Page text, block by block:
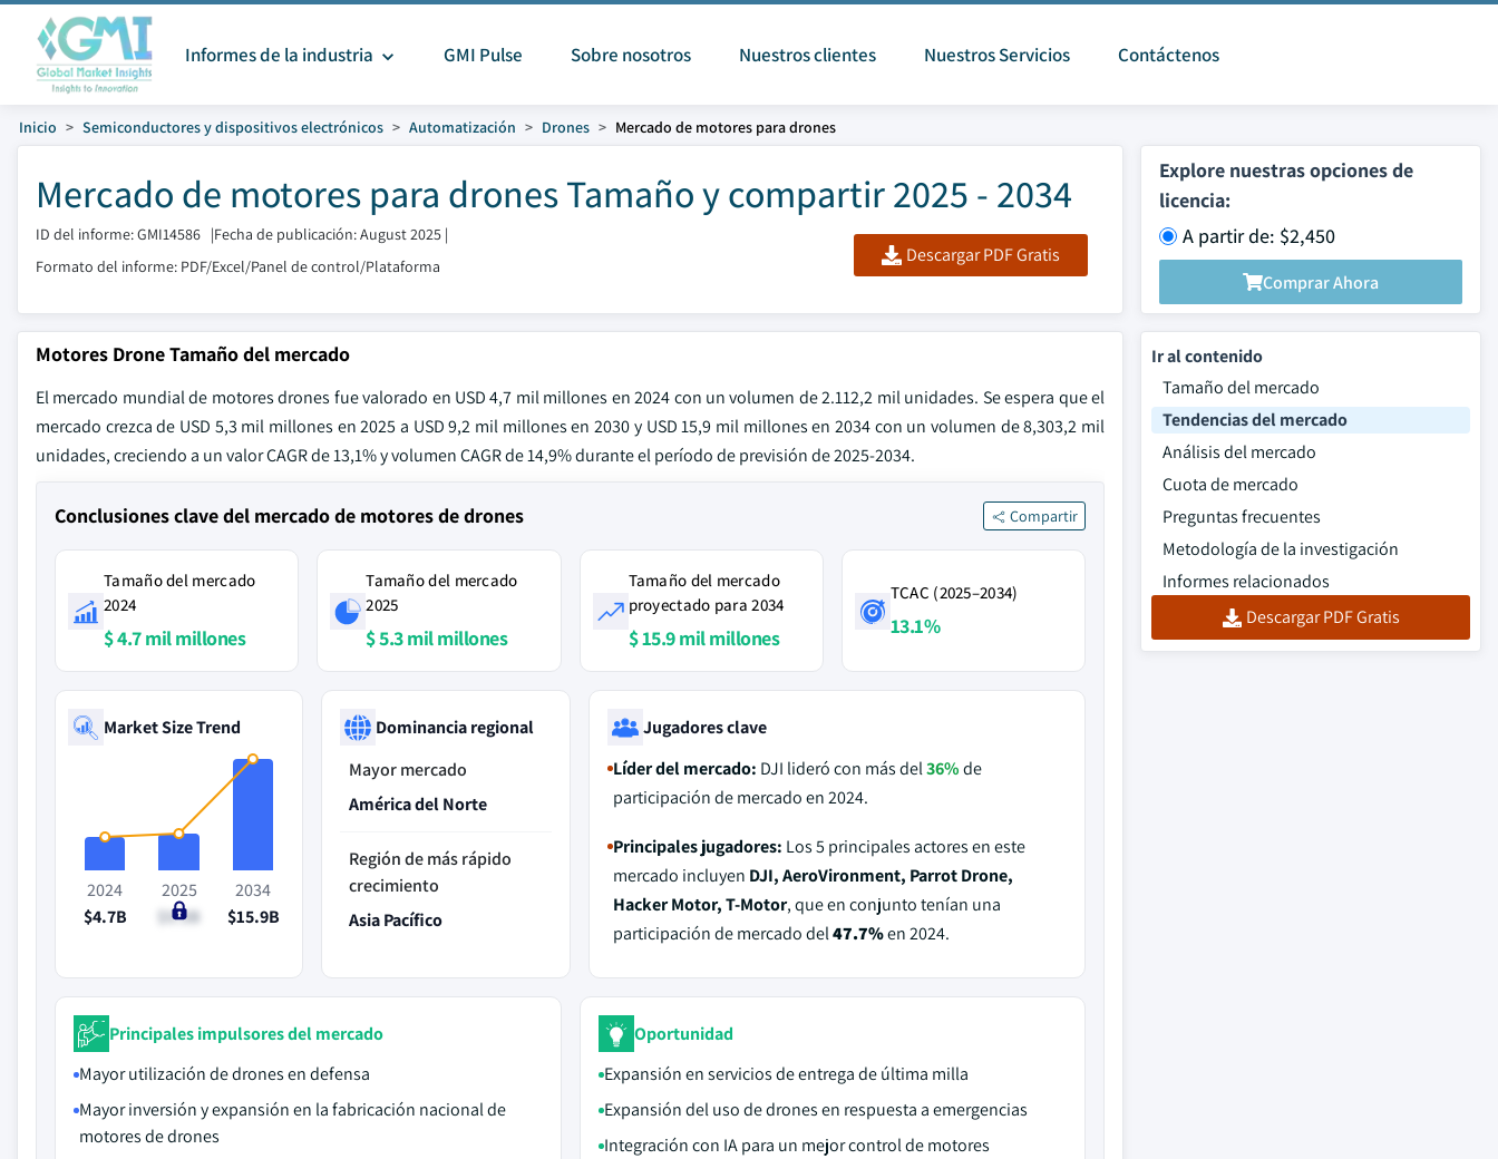
Informes de la industria GMI Pulse Sobre nosotros Nuestros clientes Nuestros Servicios Contáctenos
Inicio Semiconductores y dispositivos electrónicos Automatización Drones Mercado de motores para drones
Mercado de motores para drones Tamaño y compartir 2025 - 2034
ID del informe: GMI14586 |Fecha de publicación: August 2025 |
Formato del informe: PDF/Excel/Panel de control/Plataforma
Descargar PDF Gratis
Explore nuestras opciones de
licencia:
A partir de: $2,450
Comprar Ahora
Motores Drone Tamaño del mercado
El mercado mundial de motores drones fue valorado en USD 4,7 mil millones en 2024 con un volumen de 2.112,2 mil unidades. Se espera que el
mercado crezca de USD 5,3 mil millones en 2025 a USD 9,2 mil millones en 2030 y USD 15,9 mil millones en 2034 con un volumen de 8,303,2 mil
unidades, creciendo a un valor CAGR de 13,1% y volumen CAGR de 14,9% durante el período de previsión de 2025-2034.
Conclusiones clave del mercado de motores de drones Compartir
Tamaño del mercado
2024
$ 4.7 mil millones
Tamaño del mercado
2025
$ 5.3 mil millones
Tamaño del mercado
proyectado para 2034
$ 15.9 mil millones
TCAC (2025–2034)
13.1%
Market Size Trend
2024
$4.7B
2025
$5.3B
2034
$15.9B
Dominancia regional
Mayor mercado
América del Norte
Región de más rápido
crecimiento
Asia Pacífico
Jugadores clave
Líder del mercado: DJI lideró con más del36%de
participación de mercado en 2024.
Principales jugadores: Los 5 principales actores en este
mercado incluyen DJI, AeroVironment, Parrot Drone,
Hacker Motor, T-Motor, que en conjunto tenían una
participación de mercado del47.7%en 2024.
Principales impulsores del mercado
Mayor utilización de drones en defensa
Mayor inversión y expansión en la fabricación nacional de
motores de drones
Oportunidad
Expansión en servicios de entrega de última milla
Expansión del uso de drones en respuesta a emergencias
Integración con IA para un mejor control de motores
Ir al contenido
Tamaño del mercado
Tendencias del mercado
Análisis del mercado
Cuota de mercado
Preguntas frecuentes
Metodología de la investigación
Informes relacionados
Descargar PDF Gratis